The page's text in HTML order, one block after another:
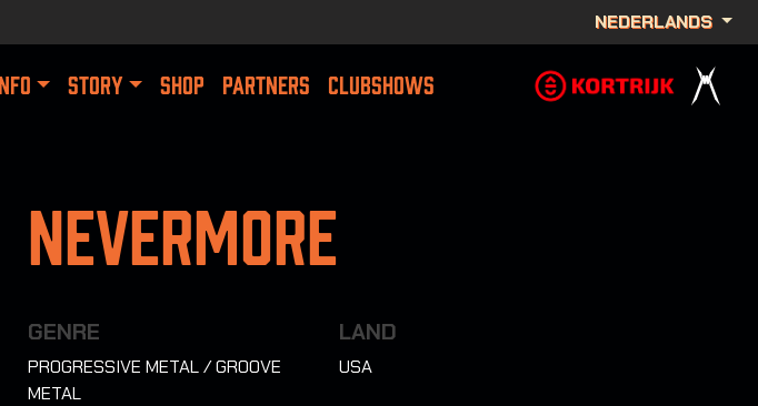
NEDERLANDS
INFO STORY SHOP PARTNERS CLUBSHOWS
Nevermore
GENRE
PROGRESSIVE METAL / GROOVE
METAL
LAND
USA